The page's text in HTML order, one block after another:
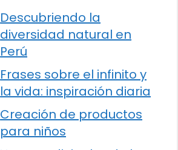
Descubriendo la
diversidad natural en
Perú
Frases sobre el infinito y
la vida: inspiración diaria
Creación de productos
para niños